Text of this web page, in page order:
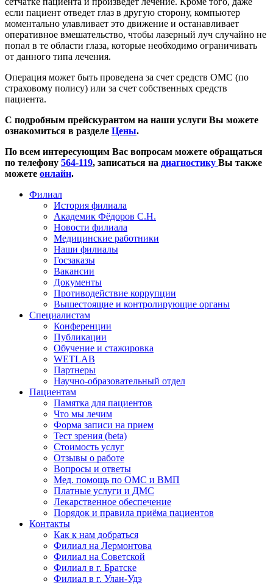
если пациент отведет глаз в другую сторону, компьютер
моментально улавливает это движение и останавливает
оперативное вмешательство, чтобы лазерный луч случайно не
попал в те области глаза, которые необходимо ограничивать
от данного типа лечения.
Операция может быть проведена за счет средств ОМС (по
страховому полису) или за счет собственных средств
пациента.
С подробным прейскурантом на наши услуги Вы можете
ознакомиться в разделе Цены.
По всем интересующим Вас вопросам можете обращаться
по телефону 564-119, записаться на диагностику Вы также
можете онлайн.
Филиал
История филиала
Академик Фёдоров С.Н.
Новости филиала
Медицинские работники
Наши филиалы
Госзаказы
Вакансии
Документы
Противодействие коррупции
Вышестоящие и контролирующие органы
Специалистам
Конференции
Публикации
Обучение и стажировка
WETLAB
Партнеры
Научно-образовательный отдел
Пациентам
Памятка для пациентов
Что мы лечим
Форма записи на прием
Тест зрения (beta)
Стоимость услуг
Отзывы о работе
Вопросы и ответы
Мед. помощь по ОМС и ВМП
Платные услуги и ДМС
Лекарственное обеспечение
Порядок и правила приёма пациентов
Контакты
Как к нам добраться
Филиал на Лермонтова
Филиал на Советской
Филиал в г. Братске
Филиал в г. Улан-Удэ